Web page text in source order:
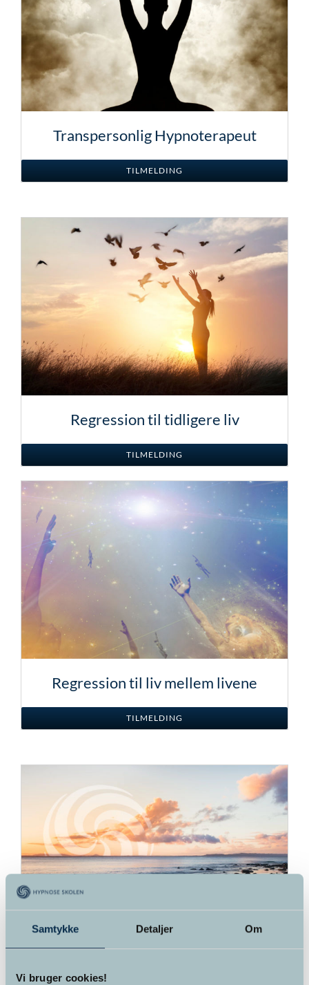
Samtykke Detaljer Om
Vi bruger cookies!
Transpersonlig Hypnoterapeut
TILMELDING
Regression til tidligere liv
TILMELDING
Regression til liv mellem livene
TILMELDING